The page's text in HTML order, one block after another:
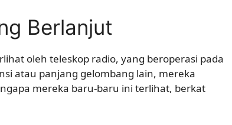
Berlanjut
oleh teleskop radio, yang beroperasi pada
atau panjang gelombang lain, mereka
mereka baru-baru ini terlihat, berkat